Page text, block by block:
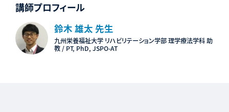
講師プロフィール
鈴木 雄太 先生
九州栄養福祉大学 リハビリテーション学部 理学療法学科 助
教 / PT, PhD, JSPO-AT